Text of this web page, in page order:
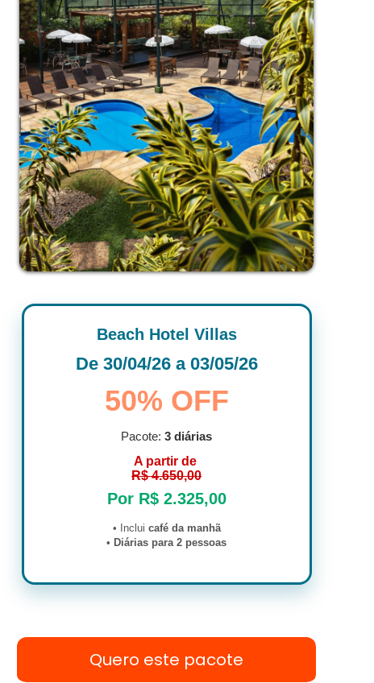
Beach Hotel Villas
De 30/04/26 a 03/05/26
50% OFF
Pacote:3 diárias
A partir de
R$ 4.650,00
Por R$ 2.325,00
• Inclui café da manhã
• Diárias para 2 pessoas
Quero este pacote